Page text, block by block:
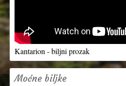
Kantarion - biljni prozak
Moćne biljke